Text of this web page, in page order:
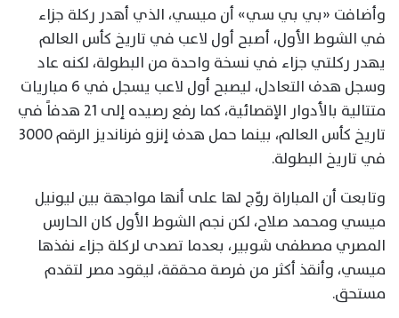
وأضافت «بي بي سي» أن ميسي، الذي أهدر ركلة جزاء
في الشوط الأول، أصبح أول لاعب في تاريخ كأس العالم
يهدر ركلتي جزاء في نسخة واحدة من البطولة، لكنه عاد
وسجل هدف التعادل، ليصبح أول لاعب يسجل في 6 مباريات
متتالية بالأدوار الإقصائية، كما رفع رصيده إلى 21 هدفاً في
تاريخ كأس العالم، بينما حمل هدف إنزو فرنانديز الرقم 3000
في تاريخ البطولة.
وتابعت أن المباراة روّج لها على أنها مواجهة بين ليونيل
ميسي ومحمد صلاح، لكن نجم الشوط الأول كان الحارس
المصري مصطفى شوبير، بعدما تصدى لركلة جزاء نفذها
ميسي، وأنقذ أكثر من فرصة محققة، ليقود مصر لتقدم
مستحق.